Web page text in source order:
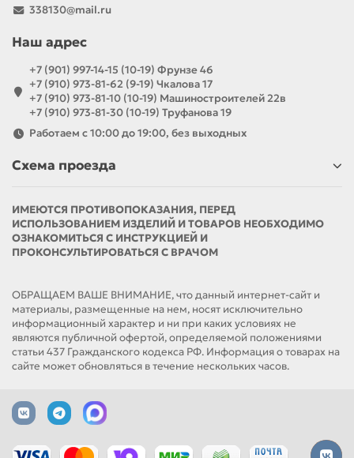
338130@mail.ru
Наш адрес
+7 (901) 997-14-15 (10-19) Фрунзе 46
+7 (910) 973-81-62 (9-19) Чкалова 17
+7 (910) 973-81-10 (10-19) Машиностроителей 22в
+7 (910) 973-81-30 (10-19) Труфанова 19
Работаем с 10:00 до 19:00, без выходных
Схема проезда
ИМЕЮТСЯ ПРОТИВОПОКАЗАНИЯ, ПЕРЕД
ИСПОЛЬЗОВАНИЕМ ИЗДЕЛИЙ И ТОВАРОВ НЕОБХОДИМО
ОЗНАКОМИТЬСЯ С ИНСТРУКЦИЕЙ И
ПРОКОНСУЛЬТИРОВАТЬСЯ С ВРАЧОМ
ОБРАЩАЕМ ВАШЕ ВНИМАНИЕ, что данный интернет-сайт и
материалы, размещенные на нем, носят исключительно
информационный характер и ни при каких условиях не
являются публичной офертой, определяемой положениями
статьи 437 Гражданского кодекса РФ. Информация о товарах на
сайте может обновляться в течение нескольких часов.